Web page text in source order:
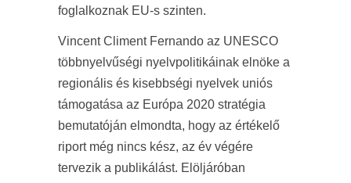
foglalkoznak EU-s szinten.
Vincent Climent Fernando az UNESCO
többnyelvűségi nyelvpolitikáinak elnöke a
regionális és kisebbségi nyelvek uniós
támogatása az Európa 2020 stratégia
bemutatóján elmondta, hogy az értékelő
riport még nincs kész, az év végére
tervezik a publikálást. Elöljáróban